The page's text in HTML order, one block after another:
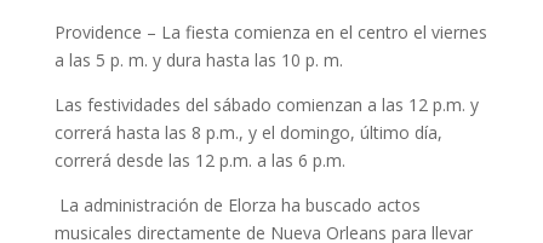
Providence – La fiesta comienza en el centro el viernes
a las 5 p. m. y dura hasta las 10 p. m.
Las festividades del sábado comienzan a las 12 p.m. y
correrá hasta las 8 p.m., y el domingo, último día,
correrá desde las 12 p.m. a las 6 p.m.
La administración de Elorza ha buscado actos
musicales directamente de Nueva Orleans para llevar